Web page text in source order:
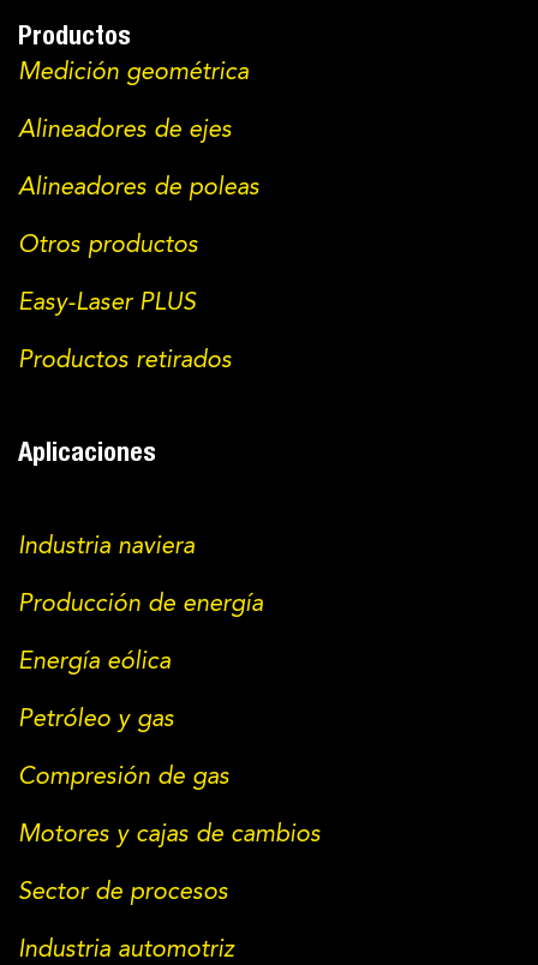
Productos
Medición geométrica
Alineadores de ejes
Alineadores de poleas
Otros productos
Easy-Laser PLUS
Productos retirados
Aplicaciones
Industria naviera
Producción de energía
Energía eólica
Petróleo y gas
Compresión de gas
Motores y cajas de cambios
Sector de procesos
Industria automotriz